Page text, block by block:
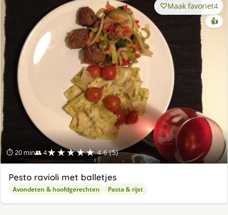
⏱ 20 min👥 4★★★★★ 4.6 (5)
Maak favoriet4
👍
Pesto ravioli met balletjes
Avondeten & hoofdgerechten Pasta & rijst